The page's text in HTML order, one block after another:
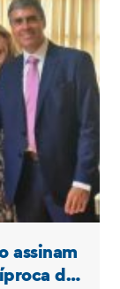
assinam
de